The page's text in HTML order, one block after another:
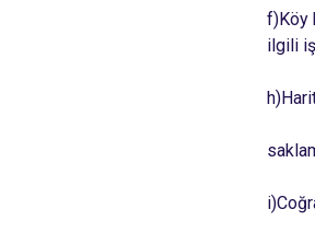
f)Köy
ilgili
h)
i)